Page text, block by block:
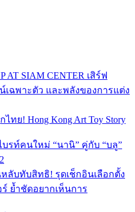
AT SIAM CENTER เสิร์ฟ
ฉพาะตัว และพลังของการแต่ง
ย! Hong Kong Art Toy Story
รท์คนใหม่ “นานิ” คู่กับ “บลู”
ลับทับสิทธิ! รุดเช็กอินเลือกตั้ง
ย้ำชัดอยากเห็นการ